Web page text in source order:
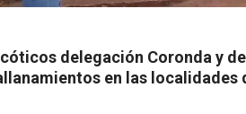
delegación Coronda y
en las localidades